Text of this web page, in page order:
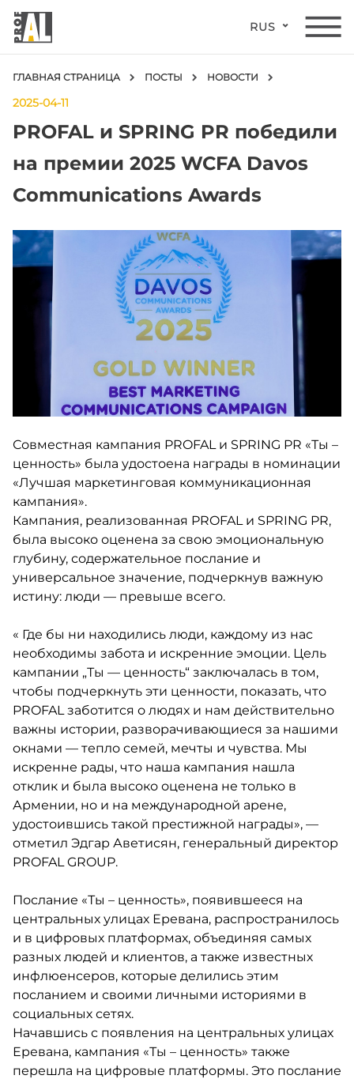
RUS
ОКНА
СТЕКЛЯННЫЕ
КОНСТРУКЦИИ
ФАСАДЫ
ДРУГИЕ
ПРОДУКТЫ
МЕБЕЛЬ
ПРОЕКТЫ
ГЛАВНАЯ СТРАНИЦА ПОСТЫ НОВОСТИ
2025-04-11
PROFAL и SPRING PR победили
на премии 2025 WCFA Davos
Communications Awards
Совместная кампания PROFAL и SPRING PR «Ты –
ценность» была удостоена награды в номинации
«Лучшая маркетинговая коммуникационная
кампания».
Кампания, реализованная PROFAL и SPRING PR,
была высоко оценена за свою эмоциональную
глубину, содержательное послание и
универсальное значение, подчеркнув важную
истину: люди — превыше всего.
« Где бы ни находились люди, каждому из нас
необходимы забота и искренние эмоции. Цель
кампании „Ты — ценность“ заключалась в том,
чтобы подчеркнуть эти ценности, показать, что
PROFAL заботится о людях и нам действительно
важны истории, разворачивающиеся за нашими
окнами — тепло семей, мечты и чувства. Мы
искренне рады, что наша кампания нашла
отклик и была высоко оценена не только в
Армении, но и на международной арене,
удостоившись такой престижной награды», —
отметил Эдгар Аветисян, генеральный директор
PROFAL GROUP.
Послание «Ты – ценность», появившееся на
центральных улицах Еревана, распространилось
и в цифровых платформах, объединяя самых
разных людей и клиентов, а также известных
инфлюенсеров, которые делились этим
посланием и своими личными историями в
социальных сетях.
Начавшись с появления на центральных улицах
Еревана, кампания «Ты – ценность» также
перешла на цифровые платформы. Это послание